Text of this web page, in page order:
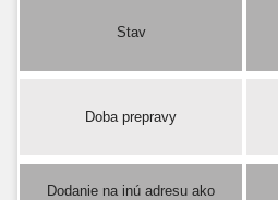
Stav
Doba prepravy
Dodanie na inú adresu ako